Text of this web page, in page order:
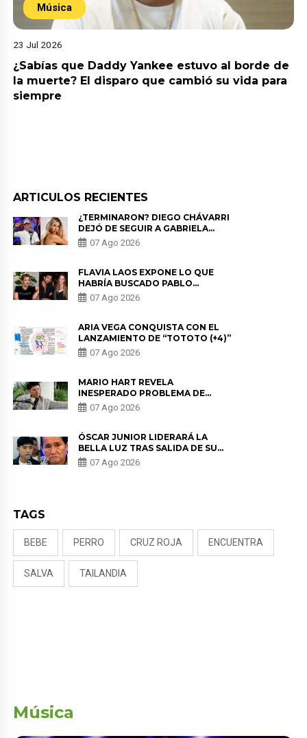
Música
23 Jul 2026
¿Sabías que Daddy Yankee estuvo al borde de
la muerte? El disparo que cambió su vida para
siempre
ARTICULOS RECIENTES
¿TERMINARON? DIEGO CHÁVARRI
DEJÓ DE SEGUIR A GABRIELA
HERRERA Y ANUNCIA SU SALIDA
DE PÓDCAST
07 Ago 2026
FLAVIA LAOS EXPONE LO QUE
HABRÍA BUSCADO PABLO
HEREDIA CON ALE FULLER: “UNA
DE LAS PARTES QUERÍA EL
07 Ago 2026
ARIA VEGA CONQUISTA CON EL
LANZAMIENTO DE “TOTOTO (+4)”
07 Ago 2026
MARIO HART REVELA
INESPERADO PROBLEMA DE
SALUD ANTES DE SEPARARSE DE
KORINA: “ME ENCONTRARON UN
07 Ago 2026
ÓSCAR JUNIOR LIDERARÁ LA
BELLA LUZ TRAS SALIDA DE SU
PADRE POR POLÉMICA CON
NALDY SALDAÑA
07 Ago 2026
TAGS
BEBE PERRO CRUZ ROJA ENCUENTRA
SALVA TAILANDIA
Música